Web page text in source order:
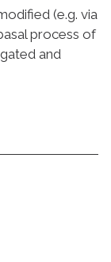
(e.g. via
process of
and